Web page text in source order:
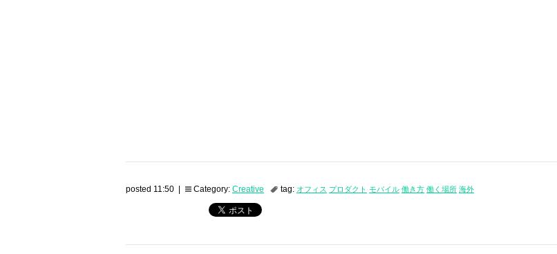
posted 11:50 | Category: Creative tag: オフィス プロダクト モバイル 働き方 働く場所 海外